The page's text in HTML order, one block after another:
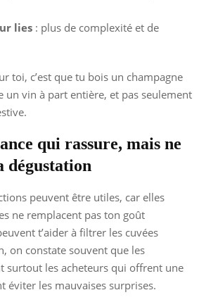
lies : plus de complexité et de
toi, c’est que tu bois un champagne
un vin à part entière, et pas seulement
qui rassure, mais ne
dégustation
peuvent être utiles, car elles
ne remplacent pas ton goût
t’aider à filtrer les cuvées
on constate souvent que les
surtout les acheteurs qui offrent une
éviter les mauvaises surprises.